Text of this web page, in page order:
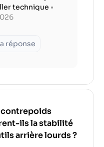
technique •
réponse
ils la stabilité
arrière lourds ?